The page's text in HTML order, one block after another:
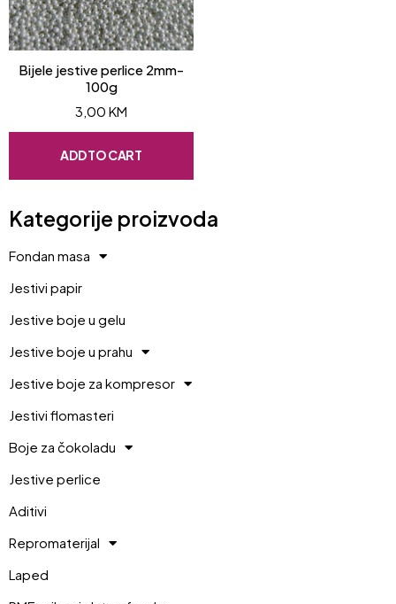
Kategorije proizvoda
Fondan masa
Jestivi papir
Jestive boje u gelu
Jestive boje u prahu
Jestive boje za kompresor
Jestivi flomasteri
Boje za čokoladu
Jestive perlice
Aditivi
Repromaterijal
Laped
Bijele jestive perlice 2mm-
100g
3,00 KM
ADD TO CART